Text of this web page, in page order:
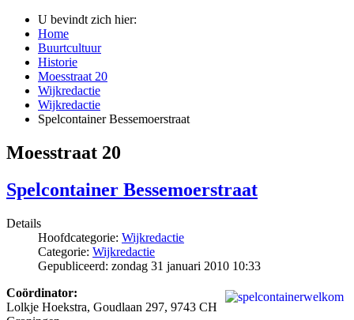
U bevindt zich hier:
Home
Buurtcultuur
Historie
Moesstraat 20
Wijkredactie
Wijkredactie
Spelcontainer Bessemoerstraat
Moesstraat 20
Spelcontainer Bessemoerstraat
Details
Hoofdcategorie: Wijkredactie
Categorie: Wijkredactie
Gepubliceerd: zondag 31 januari 2010 10:33
Coördinator:
Lolkje Hoekstra, Goudlaan 297, 9743 CH